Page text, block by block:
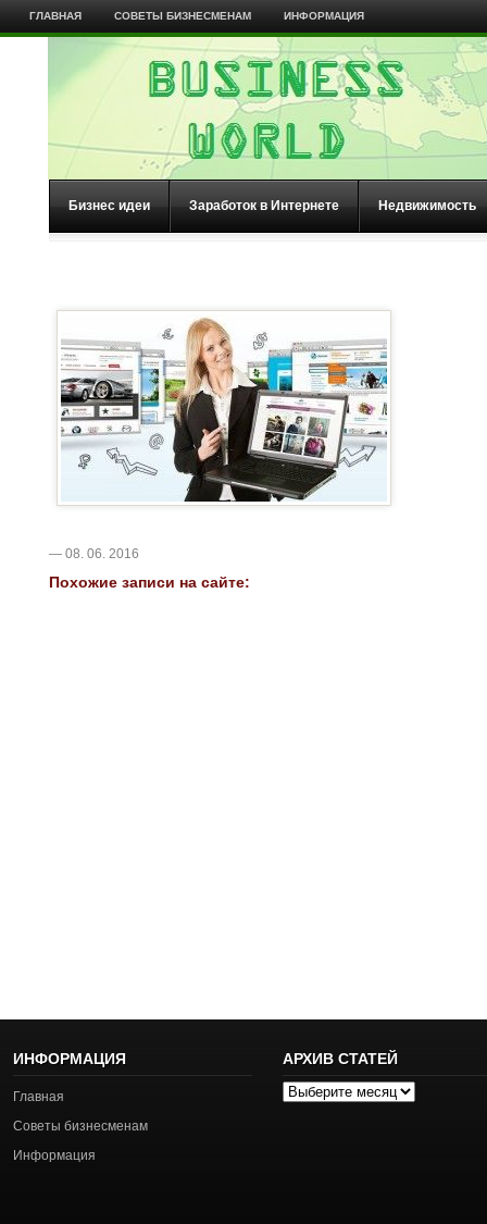
ГЛАВНАЯ СОВЕТЫ БИЗНЕСМЕНАМ ИНФОРМАЦИЯ
Бизнес идеи Заработок в Интернете Недвижимость
— 08. 06. 2016
Похожие записи на сайте:
ИНФОРМАЦИЯ
Главная
Советы бизнесменам
Информация
АРХИВ СТАТЕЙ
Архив